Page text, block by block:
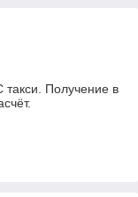
Получение в